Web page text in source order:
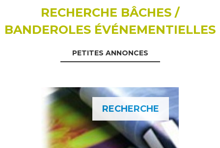
RECHERCHE BÂCHES /
BANDEROLES ÉVÉNEMENTIELLES
PETITES ANNONCES
RECHERCHE